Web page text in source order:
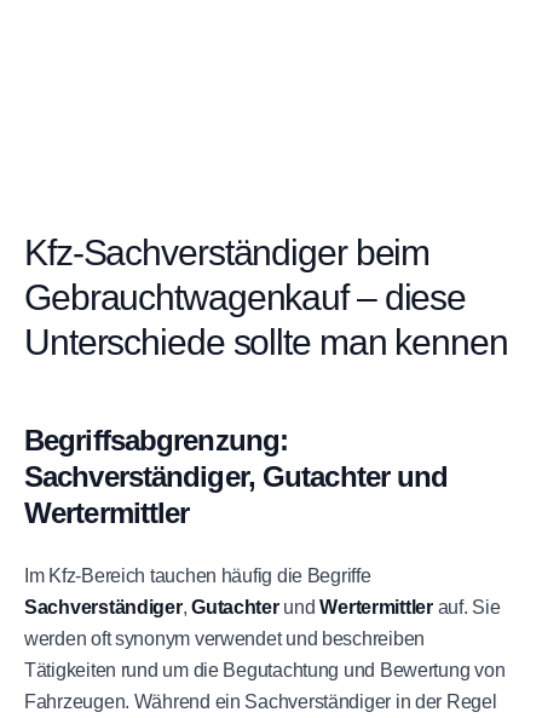
Kfz-Sachverständiger beim
Gebrauchtwagenkauf – diese
Unterschiede sollte man kennen
Begriffsabgrenzung:
Sachverständiger, Gutachter und
Wertermittler
Im Kfz-Bereich tauchen häufig die Begriffe
Sachverständiger,GutachterundWertermittlerauf. Sie
werden oft synonym verwendet und beschreiben
Tätigkeiten rund um die Begutachtung und Bewertung von
Fahrzeugen. Während ein Sachverständiger in der Regel